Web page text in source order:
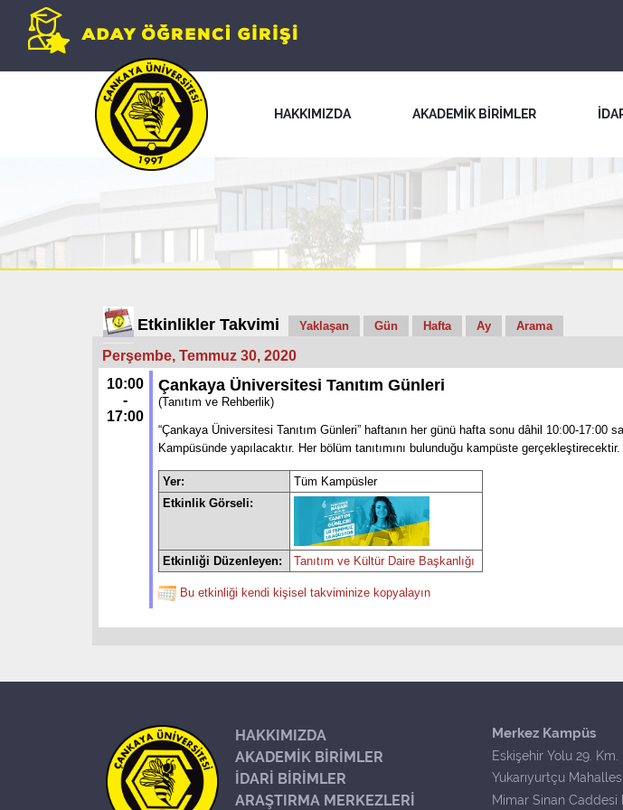
HAKKIMIZDA AKADEMİK BİRİMLER
Etkinlikler Takvimi Yaklaşan Gün Hafta Ay Arama
Perşembe, Temmuz 30, 2020
10:00
-
17:00
Çankaya Üniversitesi Tanıtım Günleri
(Tanıtım ve Rehberlik)
“Çankaya Üniversitesi Tanıtım Günleri” haftanın her günü hafta sonu dâhil 10:00-
Kampüsünde yapılacaktır. Her bölüm tanıtımını bulunduğu kampüste gerçekleştirecektir.
Yer:
Tüm Kampüsler
Etkinlik Görseli:
Etkinliği Düzenleyen: Tanıtım ve Kültür Daire Başkanlığı
Bu etkinliği kendi kişisel takviminize kopyalayın
HAKKIMIZDA
AKADEMİK BİRİMLER
İDARİ BİRİMLER
ARAŞTIRMA MERKEZLERİ
Merkez Kampüs
Eskişehir Yolu 29. Km.
Yukarıyurtçu Mahallesi
Mimar Sinan Caddesi